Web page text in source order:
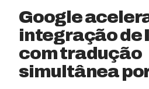
Google
integração de
com tradução
simultânea